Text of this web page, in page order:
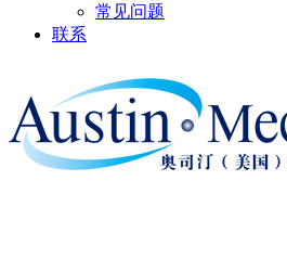
常见问题
联系